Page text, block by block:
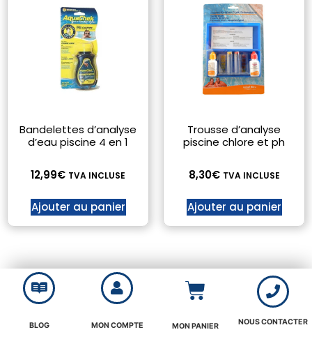
Bandelettes d’analyse
d’eau piscine 4 en 1
12,99€ TVA INCLUSE
Ajouter au panier
Trousse d’analyse
piscine chlore et ph
8,30€ TVA INCLUSE
Ajouter au panier
BLOG MON COMPTE MON PANIER NOUS CONTACTER